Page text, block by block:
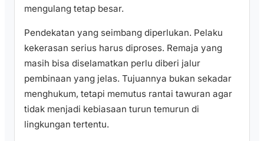
mengulang tetap besar.
Pendekatan yang seimbang diperlukan. Pelaku
kekerasan serius harus diproses. Remaja yang
masih bisa diselamatkan perlu diberi jalur
pembinaan yang jelas. Tujuannya bukan sekadar
menghukum, tetapi memutus rantai tawuran agar
tidak menjadi kebiasaan turun temurun di
lingkungan tertentu.